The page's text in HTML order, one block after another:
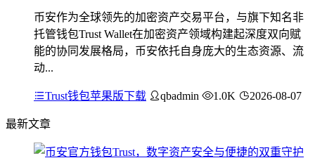
币安作为全球领先的加密资产交易平台，与旗下知名非
托管钱包Trust Wallet在加密资产领域构建起深度双向赋
能的协同发展格局，币安依托自身庞大的生态资源、流
动...
Trust钱包苹果版下载 qbadmin 1.0K 2026-08-07
最新文章